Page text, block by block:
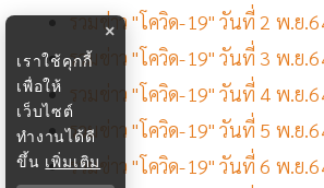
รวมข่าว "โควิด-19" วันที่ 2 พ.ย
รวมข่าว "โควิด-19" วันที่ 3 พ.ย
รวมข่าว "โควิด-19" วันที่ 4 พ.ย
รวมข่าว "โควิด-19" วันที่ 5 พ.ย
รวมข่าว "โควิด-19" วันที่ 6 พ.ย
×
เราใช้คุกกี้
เพื่อให้
เว็บไซต์
ทำงานได้ดี
ขึ้น เพิ่มเติม